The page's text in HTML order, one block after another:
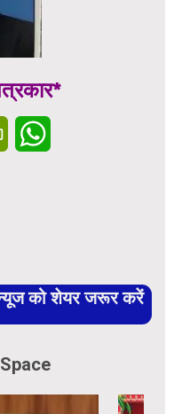
PrintFriendly
को शेयर जरूर करें